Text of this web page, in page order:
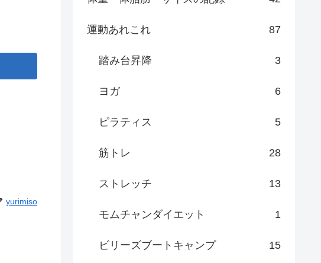
yurimiso
運動あれこれ 87
踏み台昇降 3
ヨガ 6
ピラティス 5
筋トレ 28
ストレッチ 13
モムチャンダイエット 1
ビリーズブートキャンプ 15